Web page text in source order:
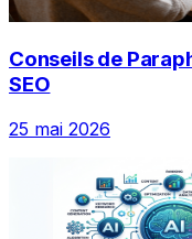
Conseils de
SEO
25 mai 2026